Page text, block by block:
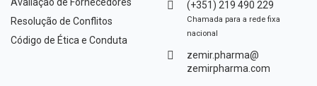
Resolução de Conflitos
Código de Ética e Conduta
(+351) 219 490 229
Chamada para a rede fixa
nacional
zemir.pharma@
zemirpharma.com